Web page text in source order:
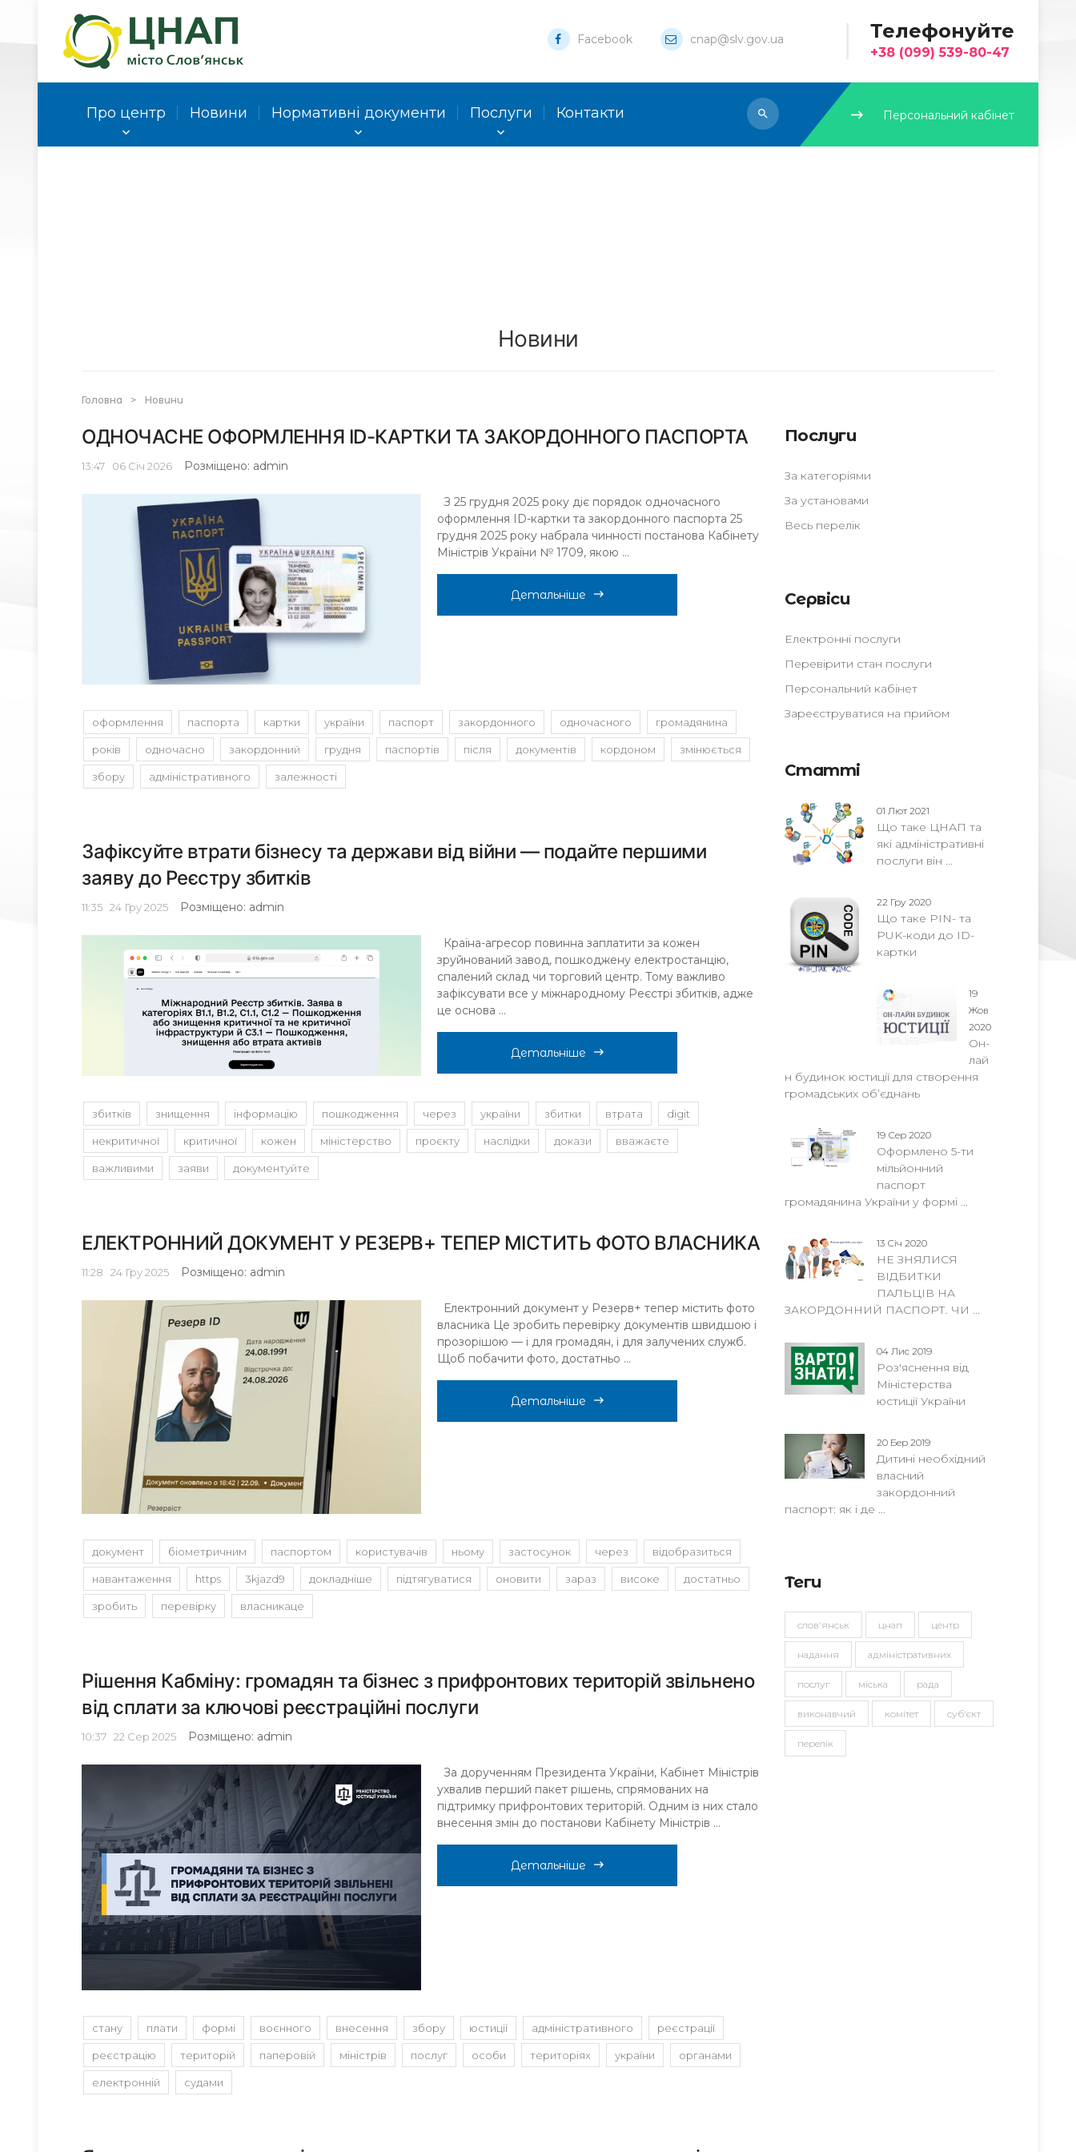
Facebook cnap@slv.gov.ua Телефонуйте
+38 (099) 539-80-47
Про центр Новини Нормативні документи Послуги Контакти Персональний кабінет
Новини
Головна > Новини
ОДНОЧАСНЕ ОФОРМЛЕННЯ ID-КАРТКИ ТА ЗАКОРДОННОГО ПАСПОРТА
13:47 06 Січ 2026 Розміщено: admin
З 25 грудня 2025 року діє порядок одночасного
оформлення ID-картки та закордонного паспорта 25
грудня 2025 року набрала чинності постанова Кабінету
Міністрів України № 1709, якою ...
Детальніше
оформлення паспорта картки україни паспорт закордонного одночасного громадянина
років одночасно закордонний грудня паспортів після документів кордоном змінюється
збору адміністративного залежності
Зафіксуйте втрати бізнесу та держави від війни — подайте першими
заяву до Реєстру збитків
11:35 24 Гру 2025 Розміщено: admin
Країна-агресор повинна заплатити за кожен
зруйнований завод, пошкоджену електростанцію,
спалений склад чи торговий центр. Тому важливо
зафіксувати все у міжнародному Реєстрі збитків, адже
це основа ...
Детальніше
збитків знищення інформацію пошкодження через україни збитки втрата digit
некритичної критичної кожен міністерство проєкту наслідки докази вважаєте
важливими заяви документуйте
ЕЛЕКТРОННИЙ ДОКУМЕНТ У РЕЗЕРВ+ ТЕПЕР МІСТИТЬ ФОТО ВЛАСНИКА
11:28 24 Гру 2025 Розміщено: admin
Електронний документ у Резерв+ тепер містить фото
власника Це зробить перевірку документів швидшою і
прозорішою — і для громадян, і для залучених служб.
Щоб побачити фото, достатньо ...
Детальніше
документ біометричним паспортом користувачів ньому застосунок через відобразиться
навантаження https 3kjazd9 докладніше підтягуватися оновити зараз високе достатньо
зробить перевірку власникаце
Рішення Кабміну: громадян та бізнес з прифронтових територій звільнено
від сплати за ключові реєстраційні послуги
10:37 22 Сер 2025 Розміщено: admin
За дорученням Президента України, Кабінет Міністрів
ухвалив перший пакет рішень, спрямованих на
підтримку прифронтових територій. Одним із них стало
внесення змін до постанови Кабінету Міністрів ...
Детальніше
стану плати формі воєнного внесення збору юстиції адміністративного реєстрації
реєстрацію територій паперовій міністрів послуг особи територіях україни органами
електронній судами
Послуги
За категоріями
За установами
Весь перелік
Сервіси
Електронні послуги
Перевірити стан послуги
Персональний кабінет
Зареєструватися на прийом
Статті
01 Лют 2021
Що таке ЦНАП та
які адміністративні
послуги він ...
22 Гру 2020
Що таке PIN- та
PUK-коди до ID-
картки
19
Жов
2020
Он-
лай
н будинок юстиції для створення
громадських об’єднань
19 Сер 2020
Оформлено 5-ти
мільйонний
паспорт
громадянина України у формі ...
13 Січ 2020
НЕ ЗНЯЛИСЯ
ВІДБИТКИ
ПАЛЬЦІВ НА
ЗАКОРДОННИЙ ПАСПОРТ. ЧИ ...
04 Лис 2019
Роз'яснення від
Міністерства
юстиції України
20 Бер 2019
Дитині необхідний
власний
закордонний
паспорт: як і де ...
Теги
слов'янськ цнап центр
надання адміністративних
послуг міська рада
виконавчий комітет суб'єкт
перелік